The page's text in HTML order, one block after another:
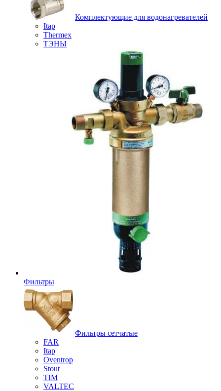
Комплектующие для водонагревателей
Itap
Thermex
ТЭНЫ
Фильтры
Фильтры сетчатые
FAR
Itap
Oventrop
Stout
TIM
VALTEC